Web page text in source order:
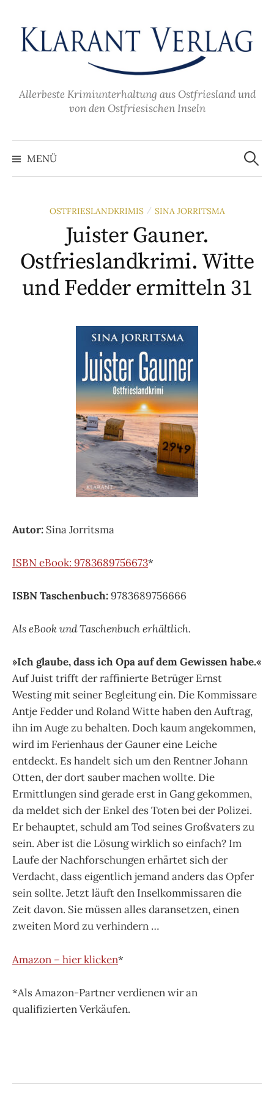
Inhalt
überspringen
Allerbeste Krimiunterhaltung aus Ostfriesland und
von den Ostfriesischen Inseln
MENÜ
Suche
nach:
OSTFRIESLANDKRIMIS / SINA JORRITSMA
Juister Gauner.
Ostfrieslandkrimi. Witte
und Fedder ermitteln 31
Autor: Sina Jorritsma
ISBN eBook: 9783689756673*
ISBN Taschenbuch:9783689756666
Als eBook und Taschenbuch erhältlich.
»Ich glaube, dass ich Opa auf dem Gewissen habe.«
Auf Juist trifft der raffinierte Betrüger Ernst
Westing mit seiner Begleitung ein. Die Kommissare
Antje Fedder und Roland Witte haben den Auftrag,
ihn im Auge zu behalten. Doch kaum angekommen,
wird im Ferienhaus der Gauner eine Leiche
entdeckt. Es handelt sich um den Rentner Johann
Otten, der dort sauber machen wollte. Die
Ermittlungen sind gerade erst in Gang gekommen,
da meldet sich der Enkel des Toten bei der Polizei.
Er behauptet, schuld am Tod seines Großvaters zu
sein. Aber ist die Lösung wirklich so einfach? Im
Laufe der Nachforschungen erhärtet sich der
Verdacht, dass eigentlich jemand anders das Opfer
sein sollte. Jetzt läuft den Inselkommissaren die
Zeit davon. Sie müssen alles daransetzen, einen
zweiten Mord zu verhindern …
Amazon – hier klicken*
*Als Amazon-Partner verdienen wir an
qualifizierten Verkäufen.